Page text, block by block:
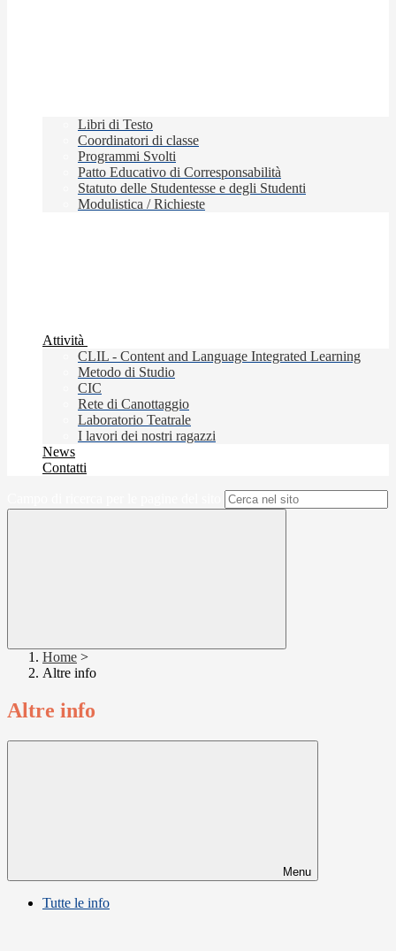
Libri di Testo
Coordinatori di classe
Programmi Svolti
Patto Educativo di Corresponsabilità
Statuto delle Studentesse e degli Studenti
Modulistica / Richieste
Attività
CLIL - Content and Language Integrated Learning
Metodo di Studio
CIC
Rete di Canottaggio
Laboratorio Teatrale
I lavori dei nostri ragazzi
News
Contatti
Home >
Altre info
Altre info
Menu
Tutte le info